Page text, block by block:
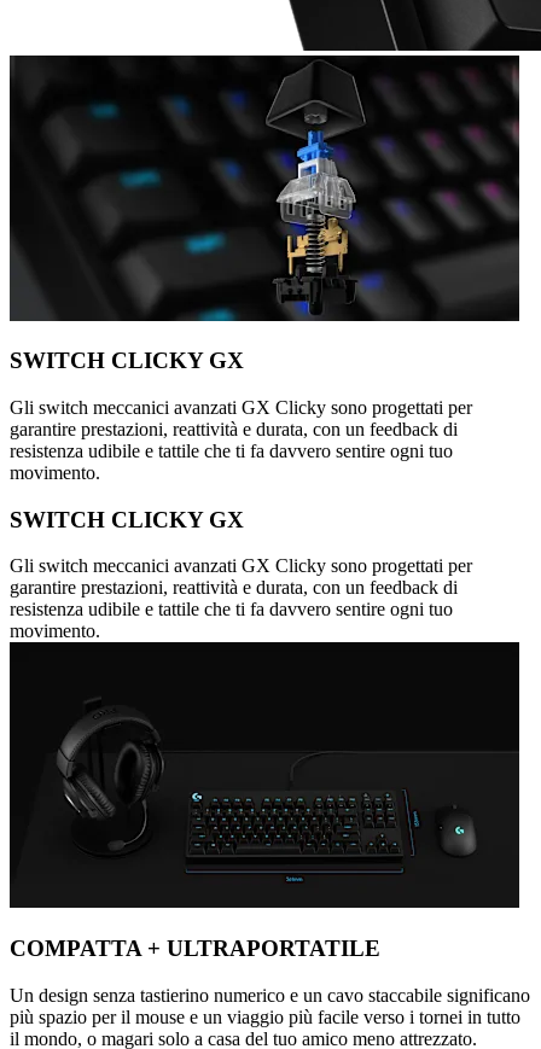
SWITCH CLICKY GX
Gli switch meccanici avanzati GX Clicky sono progettati per
garantire prestazioni, reattività e durata, con un feedback di
resistenza udibile e tattile che ti fa davvero sentire ogni tuo
movimento.
SWITCH CLICKY GX
Gli switch meccanici avanzati GX Clicky sono progettati per
garantire prestazioni, reattività e durata, con un feedback di
resistenza udibile e tattile che ti fa davvero sentire ogni tuo
movimento.
COMPATTA + ULTRAPORTATILE
Un design senza tastierino numerico e un cavo staccabile significano
più spazio per il mouse e un viaggio più facile verso i tornei in tutto
il mondo, o magari solo a casa del tuo amico meno attrezzato.